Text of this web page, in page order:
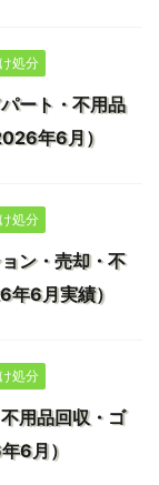
処分
ート・不用品
年6月）
処分
ン・売却・不
年6月実績）
処分
用品回収・ゴ
6月）